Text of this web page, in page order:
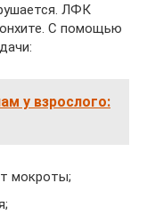
ЛФК
С помощью
у взрослого:
мокроты;